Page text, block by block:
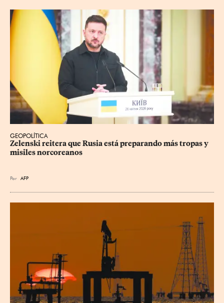
GEOPOLÍTICA
Zelenski reitera que Rusia está preparando más tropas y
misiles norcoreanos
Por AFP